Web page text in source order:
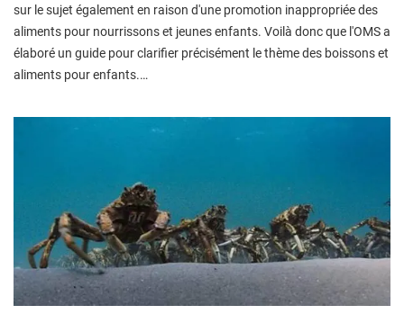
sur le sujet également en raison d'une promotion inappropriée des
aliments pour nourrissons et jeunes enfants. Voilà donc que l'OMS a
élaboré un guide pour clarifier précisément le thème des boissons et
aliments pour enfants.…